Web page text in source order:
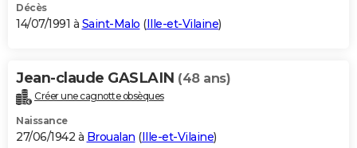
Décès
14/07/1991 à Saint-Malo (Ille-et-Vilaine)
Jean-claude GASLAIN (48 ans)
Créer une cagnotte obsèques
Naissance
27/06/1942 à Broualan (Ille-et-Vilaine)